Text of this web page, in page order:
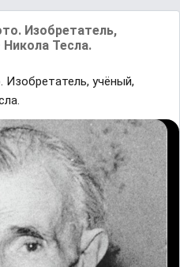
Изобрeтатель,
Тесла.
учёный,